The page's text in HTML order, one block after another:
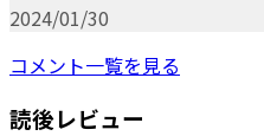
2024/01/30
コメント一覧を見る
読後レビュー